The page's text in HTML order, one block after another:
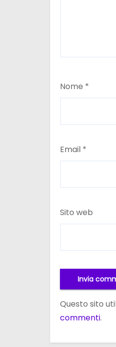
Nome *
Email *
Sito web
Questo sito
commenti.